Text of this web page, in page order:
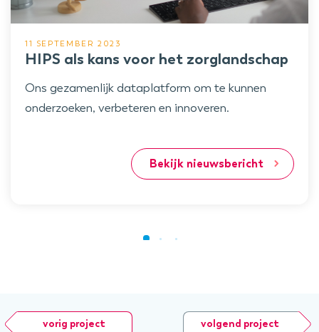
11 SEPTEMBER 2023
HIPS als kans voor het zorglandschap
Ons gezamenlijk dataplatform om te kunnen
onderzoeken, verbeteren en innoveren.
Bekijk nieuwsbericht
vorig project volgend project